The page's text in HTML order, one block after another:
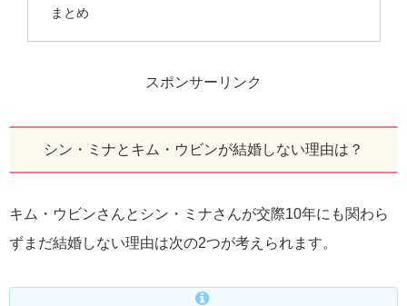
まとめ
スポンサーリンク
シン・ミナとキム・ウビンが結婚しない理由は？
キム・ウビンさんとシン・ミナさんが交際10年にも関わら
ずまだ結婚しない理由は次の2つが考えられます。